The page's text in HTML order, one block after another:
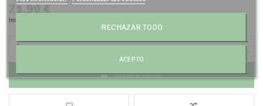
21,90 €
Impuestos incluidos
Añadir al carrito
RECHAZAR TODO
ACEPTO